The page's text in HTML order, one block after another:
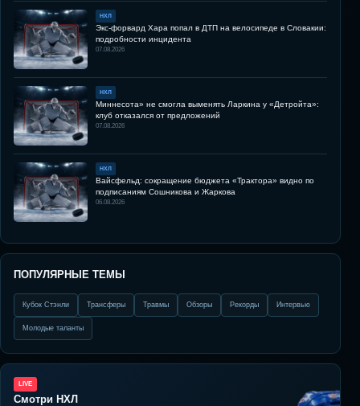
НХЛ
Экс-форвард Хара попал в ДТП на велосипеде в Словакии:
подробности инцидента
07.08.2026
НХЛ
Миннесота» не смогла выменять Ларкина у «Детройта»:
клуб отказался от предложений
07.08.2026
НХЛ
Вайсфельд: сокращение бюджета «Трактора» видно по
подписаниям Сошникова и Жаркова
06.08.2026
ПОПУЛЯРНЫЕ ТЕМЫ
Кубок Стэнли Трансферы Травмы Обзоры Рекорды Интервью
Молодые таланты
LIVE
Смотри НХЛ